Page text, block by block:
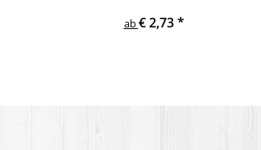
ab€ 2,73*